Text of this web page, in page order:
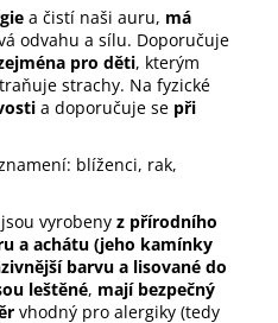
a čistí naši auru, má
odvahu a sílu. Doporučuje
pro děti, kterým
strachy. Na fyzické
a doporučuje se při
blíženci, rak,
vyrobeny z přírodního
a achátu (jeho kamínky
barvu a lisované do
leštěné, mají bezpečný
vhodný pro alergiky (tedy